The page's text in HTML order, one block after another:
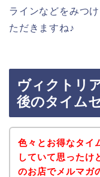
ラインなどをみつ
ただきますね♪
ヴィクトリ
後のタイム
色々とお得なタイ
していて思ったけ
のお店でメルマガ